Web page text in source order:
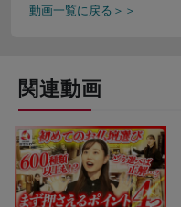
動画一覧に戻る＞＞
関連動画